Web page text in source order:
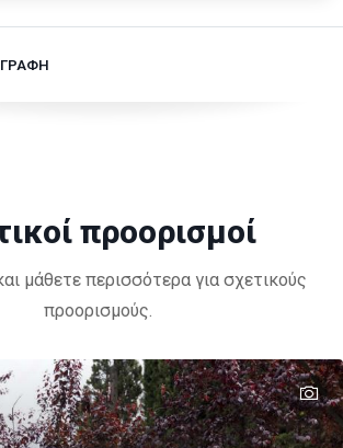
προορισμοί
μάθετε περισσότερα για σχετικούς
προορισμούς.